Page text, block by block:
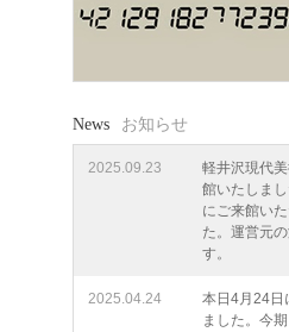
News お知らせ
2025.09.23
軽井沢現代
館いたしま
にご来館い
た。運営元
す。
2025.04.24
本日4月24日
ました。今